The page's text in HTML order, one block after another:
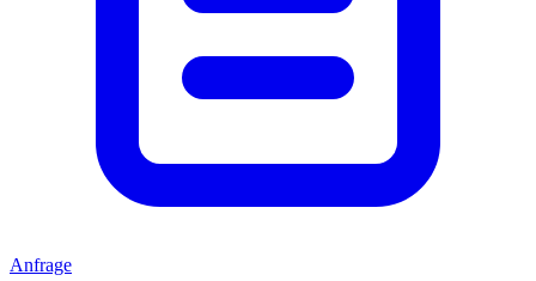
Anfrage